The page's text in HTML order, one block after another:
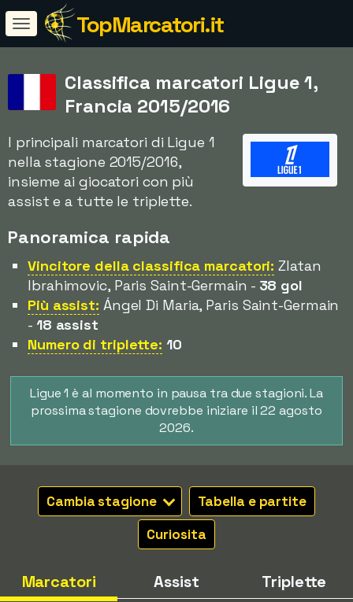
TopMarcatori.it
Classifica marcatori Ligue 1,
Francia 2015/2016
I principali marcatori di Ligue 1
nella stagione 2015/2016,
insieme ai giocatori con più
assist e a tutte le triplette.
Panoramica rapida
Vincitore della classifica marcatori: Zlatan
Ibrahimovic, Paris Saint-Germain - 38 gol
Più assist: Ángel Di Maria, Paris Saint-Germain
- 18 assist
Numero di triplette: 10
Ligue 1 è al momento in pausa tra due stagioni. La
prossima stagione dovrebbe iniziare il 22 agosto
2026.
Cambia stagione
Tabella e partite
Curiosita
Marcatori Assist Triplette